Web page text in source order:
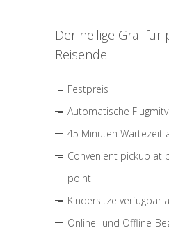
Der heilige Gral für
Reisende
Festpreis
Automatische
45 Minuten Wartezeit
Convenient pickup at
point
Kindersitze verfügbar
Online- und Offline-